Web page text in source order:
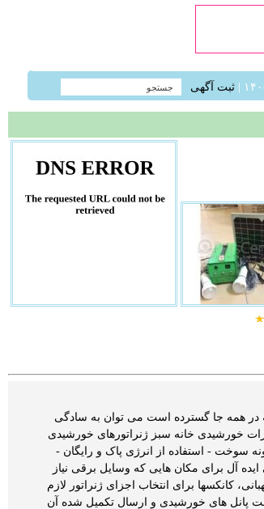
ثبت آگهی
در همه جا گسترده است می توان به سادگی
خورشیدی خانه سبز ژنراتورهای خورشیدی
سوخت - استفاده از انرژی پاک و رایگان -
آل برای مکان هایی که وسایل برقی نیاز
کانکسها برای انتخاب اجزای ژنراتور لازم
فرم طراحی از سایت خانه سبز قسمت پانل های خورشیدی و ارسال تکمیل شده آن